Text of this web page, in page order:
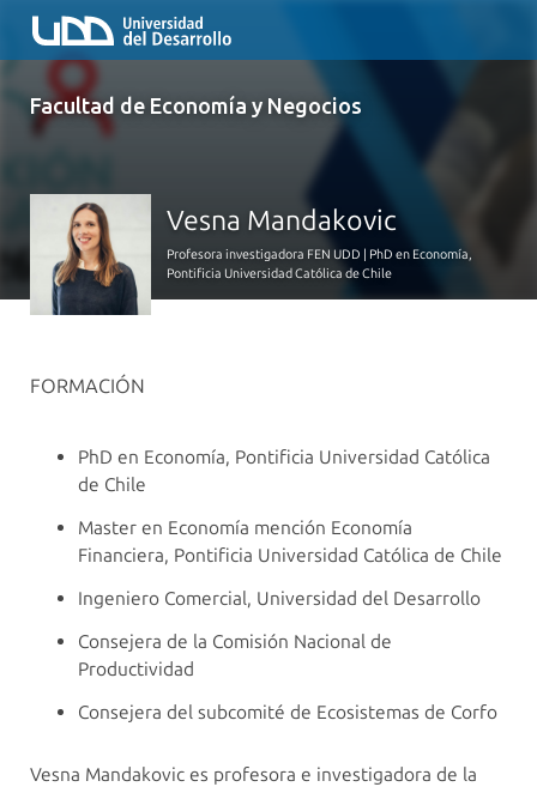
Facultad de Economía y Negocios
Vesna Mandakovic
Profesora investigadora FEN UDD | PhD en Economía,
Pontificia Universidad Católica de Chile
FORMACIÓN
PhD en Economía, Pontificia Universidad Católica
de Chile
Master en Economía mención Economía
Financiera, Pontificia Universidad Católica de Chile
Ingeniero Comercial, Universidad del Desarrollo
Consejera de la Comisión Nacional de
Productividad
Consejera del subcomité de Ecosistemas de Corfo
Vesna Mandakovic es profesora e investigadora de la